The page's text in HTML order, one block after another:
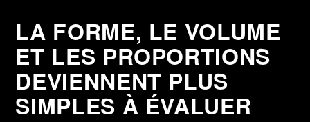
LA FORME, LE VOLUME
ET LES PROPORTIONS
DEVIENNENT PLUS
SIMPLES À ÉVALUER